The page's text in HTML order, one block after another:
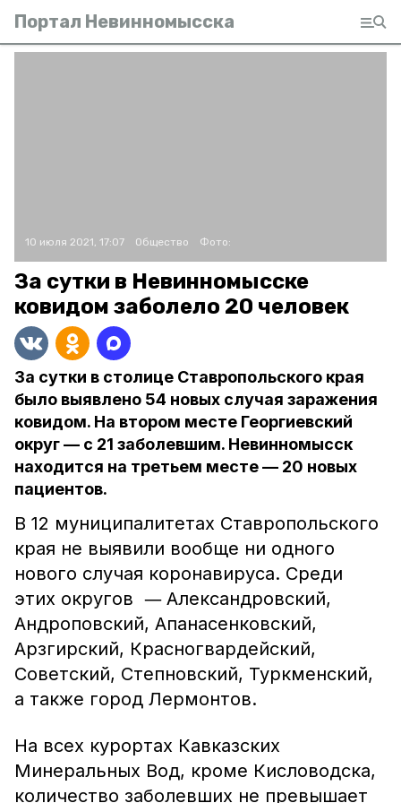
Портал Невинномысска
10 июля 2021, 17:07 Общество Фото:
За сутки в Невинномысске
ковидом заболело 20 человек
За сутки в столице Ставропольского края
было выявлено 54 новых случая заражения
ковидом. На втором месте Георгиевский
округ — с 21 заболевшим. Невинномысск
находится на третьем месте — 20 новых
пациентов.
В 12 муниципалитетах Ставропольского
края не выявили вообще ни одного
нового случая коронавируса. Среди
этих округов — Александровский,
Андроповский, Апанасенковский,
Арзгирский, Красногвардейский,
Советский, Степновский, Туркменский,
а также город Лермонтов.
На всех курортах Кавказских
Минеральных Вод, кроме Кисловодска,
количество заболевших не превышает